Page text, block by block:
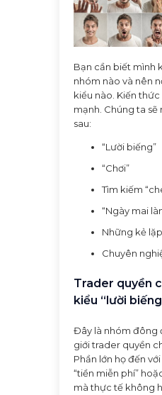
Bạn cần biết mình
nhóm nào và nên
kiểu nào. Kiến thức
mạnh. Chúng ta sẽ
sau:
“Lười biếng”
“Chơi”
Tìm kiếm
“Ngày mai
Những kẻ
Chuyên
Trader quyền
kiểu “lười
Đây là nhóm đông
giới trader quyền
Phần lớn họ đến
“tiền miễn phí”
mà thực tế không